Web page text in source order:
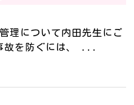
理について内田先生にご
故を防ぐには、 ...